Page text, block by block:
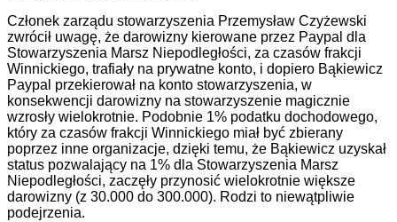
Członek zarządu stowarzyszenia Przemysław Czyżewski
zwrócił uwagę, że darowizny kierowane przez Paypal dla
Stowarzyszenia Marsz Niepodległości, za czasów frakcji
Winnickiego, trafiały na prywatne konto, i dopiero Bąkiewicz
Paypal przekierował na konto stowarzyszenia, w
konsekwencji darowizny na stowarzyszenie magicznie
wzrosły wielokrotnie. Podobnie 1% podatku dochodowego,
który za czasów frakcji Winnickiego miał być zbierany
poprzez inne organizacje, dzięki temu, że Bąkiewicz uzyskał
status pozwalający na 1% dla Stowarzyszenia Marsz
Niepodległości, zaczęły przynosić wielokrotnie większe
darowizny (z 30.000 do 300.000). Rodzi to niewątpliwie
podejrzenia.